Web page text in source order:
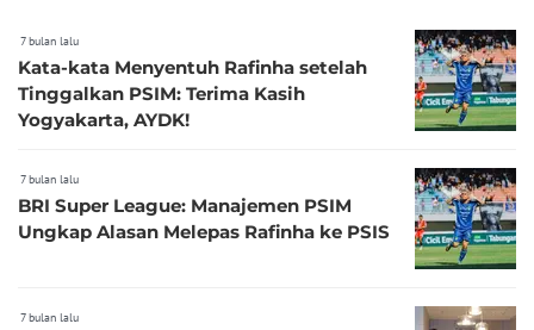
7 bulan lalu
Kata-kata Menyentuh Rafinha setelah
Tinggalkan PSIM: Terima Kasih
Yogyakarta, AYDK!
7 bulan lalu
BRI Super League: Manajemen PSIM
Ungkap Alasan Melepas Rafinha ke PSIS
7 bulan lalu